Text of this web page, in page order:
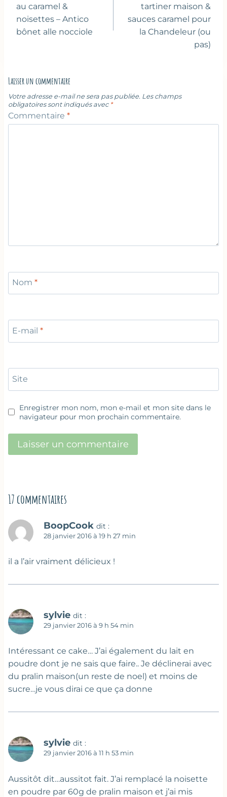
l’article
au caramel &
noisettes – Antico
bônet alle nocciole
tartiner maison &
sauces caramel pour
la Chandeleur (ou
pas)
Laisser un commentaire
Votre adresse e-mail ne sera pas publiée. Les champs
obligatoires sont indiqués avec *
Commentaire *
Nom *
E-mail *
Site
Enregistrer mon nom, mon e-mail et mon site dans le
navigateur pour mon prochain commentaire.
17 commentaires
BoopCook dit :
28 janvier 2016 à 19 h 27 min
il a l’air vraiment délicieux !
sylvie dit :
29 janvier 2016 à 9 h 54 min
Intéressant ce cake… J’ai également du lait en
poudre dont je ne sais que faire.. Je déclinerai avec
du pralin maison(un reste de noel) et moins de
sucre…je vous dirai ce que ça donne
sylvie dit :
29 janvier 2016 à 11 h 53 min
Aussitôt dit…aussitot fait. J’ai remplacé la noisette
en poudre par 60g de pralin maison et j’ai mis